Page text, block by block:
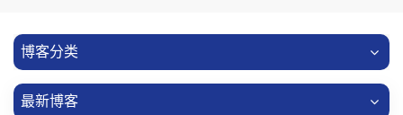
博客分类
最新博客